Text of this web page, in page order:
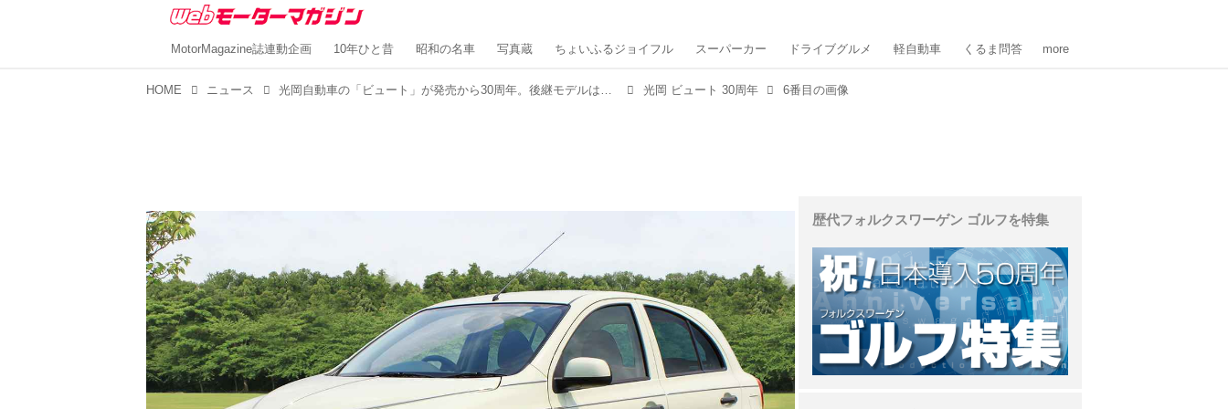
MotorMagazine誌連動企画 10年ひと昔 昭和の名車 写真蔵 ちょいふるジョイフル スーパーカー ドライブグルメ 軽自動車 くるま問答 more
HOME ニュース 光岡自動車の「ビュート」が発売から30周年。後継モデルは、どうなる？ 光岡 ビュート 30周年 6番目の画像
歴代フォルクスワーゲン ゴルフを特集